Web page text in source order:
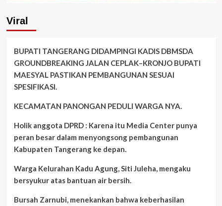
Viral
BUPATI TANGERANG DIDAMPINGI KADIS DBMSDA
GROUNDBREAKING JALAN CEPLAK–KRONJO BUPATI
MAESYAL PASTIKAN PEMBANGUNAN SESUAI
SPESIFIKASI.
KECAMATAN PANONGAN PEDULI WARGA NYA.
Holik anggota DPRD : Karena itu Media Center punya
peran besar dalam menyongsong pembangunan
Kabupaten Tangerang ke depan.
Warga Kelurahan Kadu Agung, Siti Juleha, mengaku
bersyukur atas bantuan air bersih.
Bursah Zarnubi, menekankan bahwa keberhasilan